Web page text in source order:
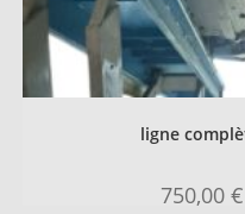
ligne
750,00 €